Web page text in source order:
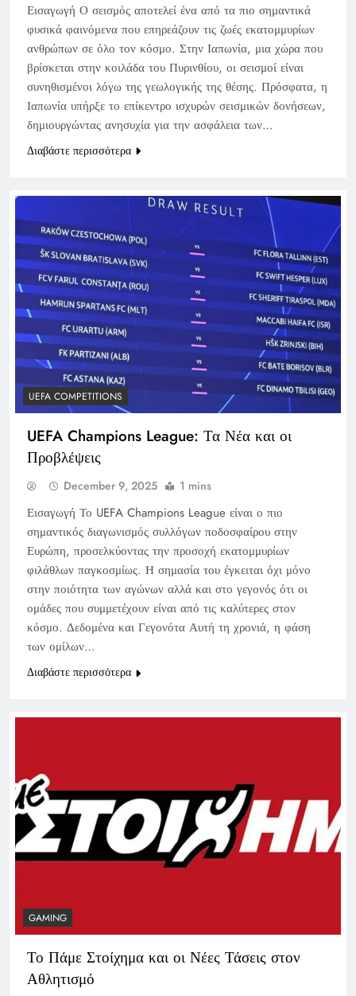
Εισαγωγή Ο σεισμός αποτελεί ένα από τα πιο σημαντικά
φυσικά φαινόμενα που επηρεάζουν τις ζωές εκατομμυρίων
ανθρώπων σε όλο τον κόσμο. Στην Ιαπωνία, μια χώρα που
βρίσκεται στην κοιλάδα του Πυρινθίου, οι σεισμοί είναι
συνηθισμένοι λόγω της γεωλογικής της θέσης. Πρόσφατα, η
Ιαπωνία υπήρξε το επίκεντρο ισχυρών σεισμικών δονήσεων,
δημιουργώντας ανησυχία για την ασφάλεια των…
Διαβάστε περισσότερα
UEFA COMPETITIONS
UEFA Champions League: Τα Νέα και οι
Προβλέψεις
December 9, 2025 1 mins
Εισαγωγή Το UEFA Champions League είναι ο πιο
σημαντικός διαγωνισμός συλλόγων ποδοσφαίρου στην
Ευρώπη, προσελκύοντας την προσοχή εκατομμυρίων
φιλάθλων παγκοσμίως. Η σημασία του έγκειται όχι μόνο
στην ποιότητα των αγώνων αλλά και στο γεγονός ότι οι
ομάδες που συμμετέχουν είναι από τις καλύτερες στον
κόσμο. Δεδομένα και Γεγονότα Αυτή τη χρονιά, η φάση
των ομίλων…
Διαβάστε περισσότερα
GAMING
Το Πάμε Στοίχημα και οι Νέες Τάσεις στον
Αθλητισμό